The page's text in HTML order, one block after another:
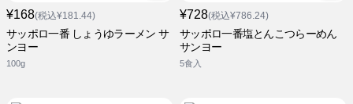
¥168(税込¥181.44)
サッポロ一番 しょうゆラーメン サ
ンヨー
100g
¥728(税込¥786.24)
サッポロ一番塩とんこつらーめん
サンヨー
5食入